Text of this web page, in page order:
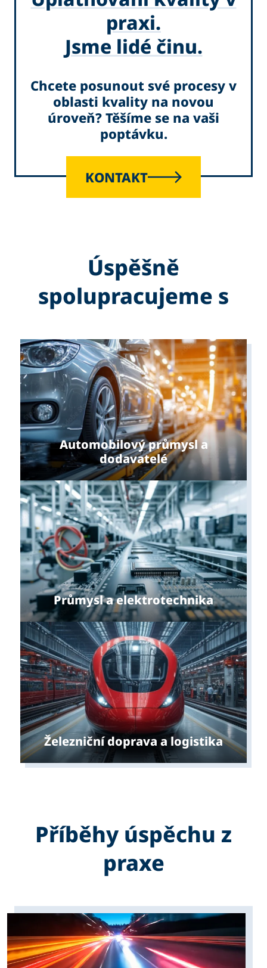
praxi.
Jsme lidé činu.
Chcete posunout své procesy v
oblasti kvality na novou
úroveň? Těšíme se na vaši
poptávku.
KONTAKT
Úspěšně
spolupracujeme s
Automobilový průmysl a
dodavatelé
Průmysl a elektrotechnika
Železniční doprava a logistika
Příběhy úspěchu z
praxe